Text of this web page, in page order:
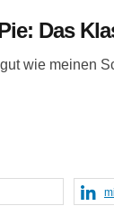
Das
wie meinen